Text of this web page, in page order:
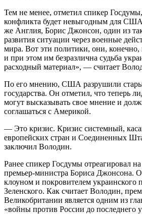
Тем не менее, отметил спикер
конфликта будет невыгодным для
же Англия, Борис Джонсон, один из
развития ситуации через военные
мира. Вот эти политики, они,
и при этом им безразлична судьба
расходный материал», — считает
По его мнению, США разрушили
государства. Он отметил, что теперь
могут высказывать свое мнение и
соглашаться с Америкой.
— Это кризис. Кризис системный,
европейских стран и Соединенных
заключил Володин.
Ранее спикер Госдумы отреагировал
премьер-министра Бориса Джонсона.
клоуном и покровителем украинского
Зеленского. Как считает Володин,
Великобритании является одним из
«войны против России до последнего